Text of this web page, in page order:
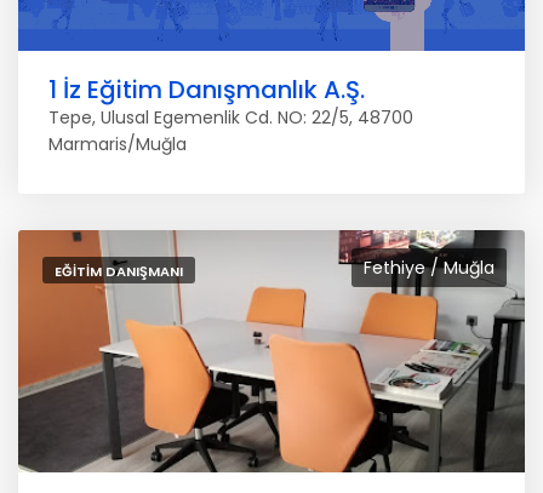
1 İz Eğitim Danışmanlık A.Ş.
Tepe, Ulusal Egemenlik Cd. NO: 22/5, 48700
Marmaris/Muğla
Fethiye / Muğla
EĞITIM DANIŞMANI